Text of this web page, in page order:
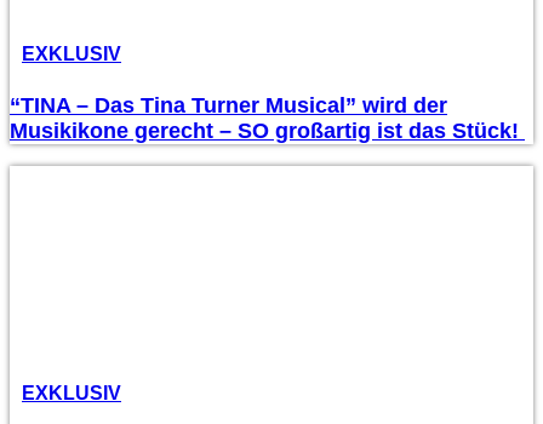
EXKLUSIV
“TINA – Das Tina Turner Musical” wird der
Musikikone gerecht – SO großartig ist das Stück!
EXKLUSIV